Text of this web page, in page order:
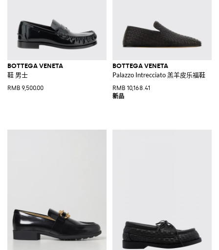
BOTTEGA VENETA
鞋 男士
RMB 9,500.00
BOTTEGA VENETA
Palazzo Intrecciato 羔羊皮乐福鞋
RMB 10,168.41